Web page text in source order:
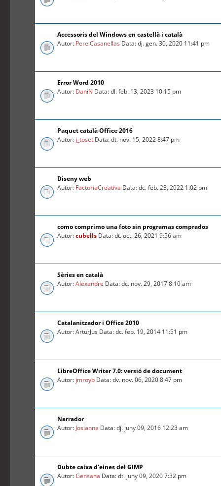
Accessoris del Windows en castellà i català
Autor: Pere Casanellas Data: dj. gen. 30, 2020 11:41 pm
Error Word 2010
Autor: DaniN Data: dl. feb. 13, 2023 10:15 pm
Paquet català Office 2016
Autor: j_toset Data: dt. nov. 15, 2022 8:47 pm
Diseny web
Autor: FactoriaCreativa Data: dc. feb. 23, 2022 1:02 pm
como comprimo una foto sin programas comprados
Autor:cubells Data: dt. oct. 26, 2021 9:56 am
Sèries en català
Autor:Alexandre Data: dc. nov. 29, 2017 8:10 am
Catalanitzador i Office 2010
Autor: ArturJus Data: dc. feb. 19, 2014 11:51 pm
LibreOffice Writer 7.0: versió de document
Autor: jmroyb Data: dv. nov. 06, 2020 8:47 pm
Narrador
Autor: Josianne Data: dj. juny 09, 2016 12:23 am
Dubte caixa d'eines del GIMP
Autor:Gensana Data: dt. juny 09, 2020 7:32 pm